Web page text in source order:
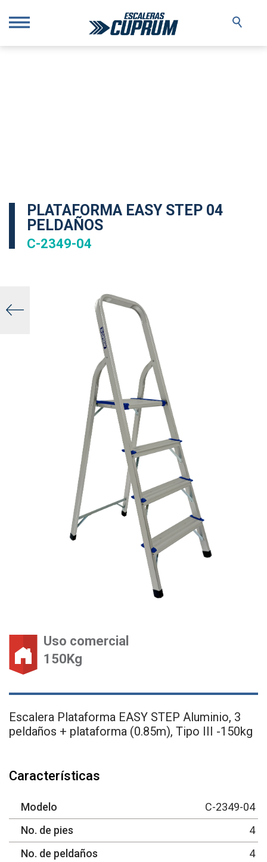
PLATAFORMA EASY STEP 04
PELDAÑOS
C-2349-04
Uso comercial
150Kg
Escalera Plataforma EASY STEP Aluminio, 3
peldaños + plataforma (0.85m), Tipo III -150kg
Características
Modelo
C-2349-04
No. de pies
4
No. de peldaños
4